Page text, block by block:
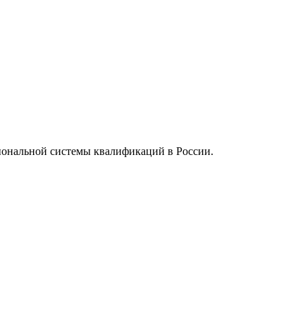
системы квалификаций в России.